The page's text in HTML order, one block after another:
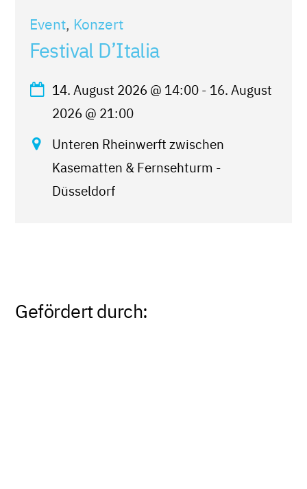
Event, Konzert
Festival D’Italia
14. August 2026 @ 14:00- 16. August
2026 @ 21:00
Unteren Rheinwerft zwischen
Kasematten & Fernsehturm -
Düsseldorf
Gefördert durch: